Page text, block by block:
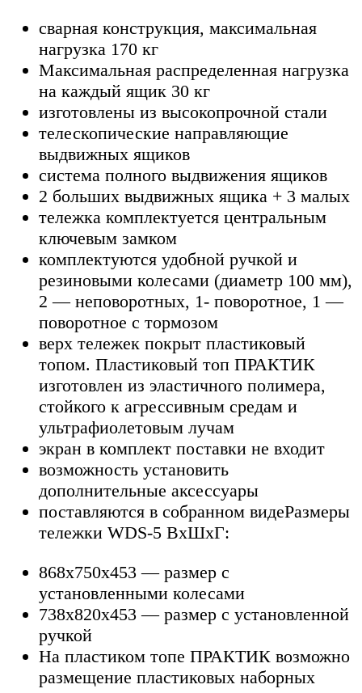
сварная конструкция, максимальная
нагрузка 170 кг
Максимальная распределенная нагрузка
на каждый ящик 30 кг
изготовлены из высокопрочной стали
телескопические направляющие
выдвижных ящиков
система полного выдвижения ящиков
2 больших выдвижных ящика + 3 малых
тележка комплектуется центральным
ключевым замком
комплектуются удобной ручкой и
резиновыми колесами (диаметр 100 мм),
2 — неповоротных, 1- поворотное, 1 —
поворотное с тормозом
верх тележек покрыт пластиковый
топом. Пластиковый топ ПРАКТИК
изготовлен из эластичного полимера,
стойкого к агрессивным средам и
ультрафиолетовым лучам
экран в комплект поставки не входит
возможность установить
дополнительные аксессуары
поставляются в собранном видеРазмеры
тележки WDS-5 ВхШхГ:
868х750х453 — размер с
установленными колесами
738х820х453 — размер с установленной
ручкой
На пластиком топе ПРАКТИК возможно
размещение пластиковых наборных